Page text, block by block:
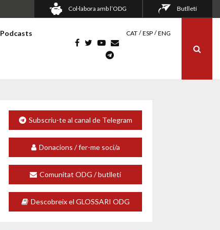
Col·labora amb l’ODG Butlletí
Podcasts CAT ESP ENG
Subscriu-te al canal de Telegram
Donacions / fer-me soci/a
Comunitat ODG / butlletí
Descobreix el GLOSSARI ODG